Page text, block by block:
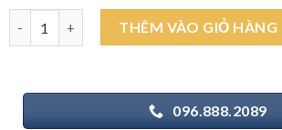
là:
1.510.000₫.
tại
là:
1.284.000₫.
INAX KF-842V - Kệ gương số lượng
THÊM VÀO GIỎ HÀNG
096.888.2089